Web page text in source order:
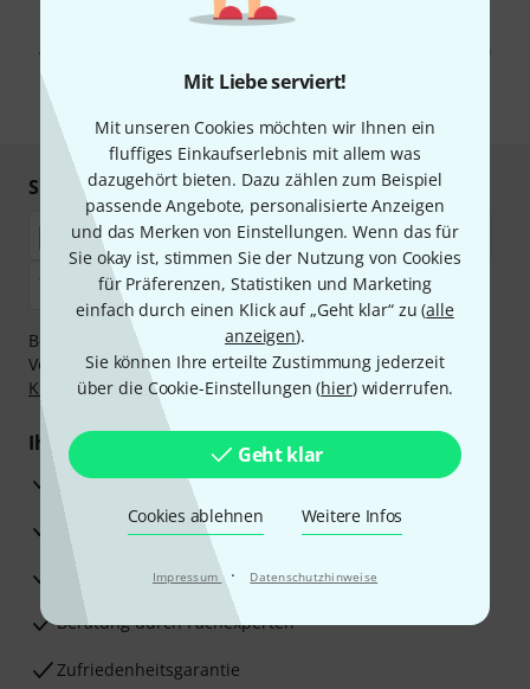
Mit Liebe serviert!
Mit unseren Cookies möchten wir Ihnen ein
fluffiges Einkaufserlebnis mit allem was
dazugehört bieten. Dazu zählen zum Beispiel
passende Angebote, personalisierte Anzeigen
und das Merken von Einstellungen. Wenn das für
Sie okay ist, stimmen Sie der Nutzung von Cookies
für Präferenzen, Statistiken und Marketing
einfach durch einen Klick auf „Geht klar“ zu (alle
anzeigen).
Sie können Ihre erteilte Zustimmung jederzeit
über die Cookie-Einstellungen (hier) widerrufen.
Geht klar
Cookies ablehnen Weitere Infos
Impressum · Datenschutzhinweise
Mit Klick auf „Jetzt anmelden“ stimmen Sie dem Erhalt von E-Mail-
Werbung und einer Messung des E-Mail-Nutzungsverhaltens zu. Die
Abmeldung ist jederzeit möglich. Weitere Informationen finden Sie in
Sicher einkaufen & bezahlen
Bezahlen Sie vertraulich und sicher per Nachnahme,
Vorkasse, PayPal, Amazon Pay,Klarna Sofort bezahlen
Klarna Ratenzahlungoder Kreditkarte.
Ihre Vorteile
3 Jahre Thomann Garantie
30 Tage Money-Back-Garantie
Reparaturservice
Beratung durch Fachexperten
Zufriedenheitsgarantie